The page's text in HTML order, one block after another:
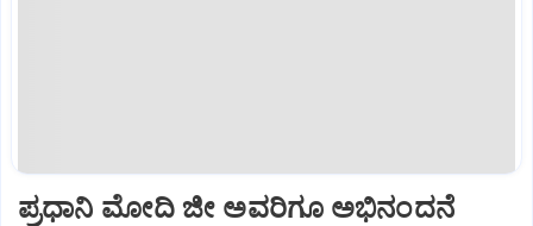
ಪ್ರಧಾನಿ ಮೋದಿ ಜೀ ಅವರಿಗೂ ಅಭಿನಂದನೆ